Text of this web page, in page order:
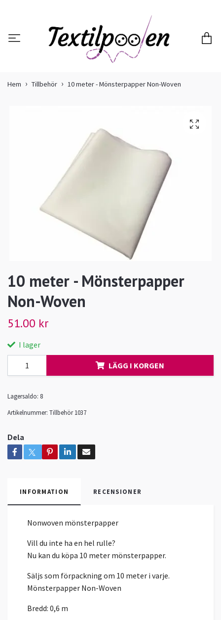
Hem Tillbehör 10 meter - Mönsterpapper Non-Woven
10 meter - Mönsterpapper
Non-Woven
51.00 kr
I lager
LÄGG I KORGEN
Lagersaldo: 8
Artikelnummer: Tillbehör 1037
Dela
INFORMATION RECENSIONER
Nonwoven mönsterpapper
Vill du inte ha en hel rulle?
Nu kan du köpa 10 meter mönsterpapper.
Säljs som förpackning om 10 meter i varje.
Mönsterpapper Non-Woven
Bredd: 0,6 m